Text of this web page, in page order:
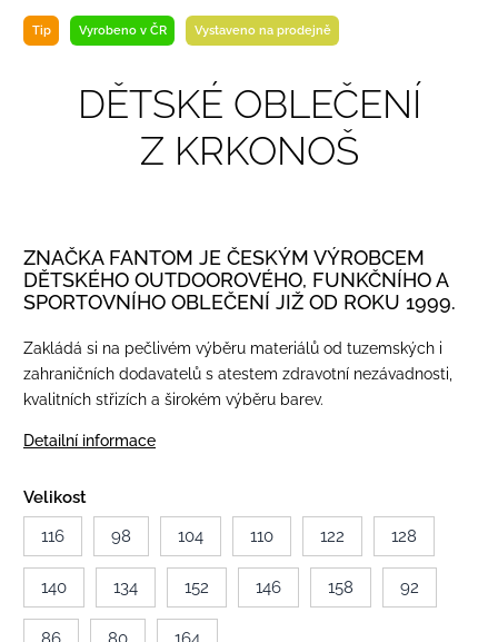
Tip Vyrobeno v ČR Vystaveno na prodejně
DĚTSKÉ OBLEČENÍ
Z KRKONOŠ
ZNAČKA FANTOM JE ČESKÝM VÝROBCEM
DĚTSKÉHO OUTDOOROVÉHO, FUNKČNÍHO A
SPORTOVNÍHO OBLEČENÍ JIŽ OD ROKU 1999.
Zakládá si na pečlivém výběru materiálů od tuzemských i
zahraničních dodavatelů s atestem zdravotní nezávadnosti,
kvalitních střizích a širokém výběru barev.
Detailní informace
Velikost
116
98 104 110 122 128
140 134 152 146 158 92